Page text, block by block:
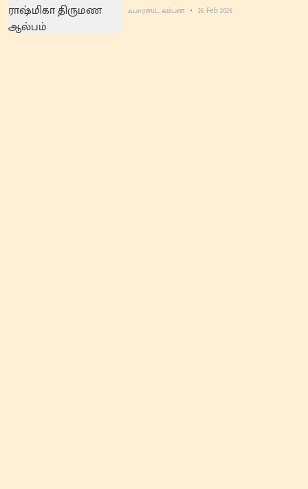
ஃபாரஸ்ட் கம்பன் 26 Feb 2026